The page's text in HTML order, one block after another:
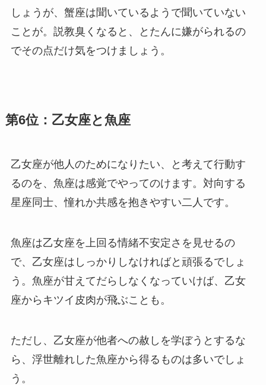
しょうが、蟹座は聞いているようで聞いていない
ことが。説教臭くなると、とたんに嫌がられるの
でその点だけ気をつけましょう。
第6位：乙女座と魚座
乙女座が他人のためになりたい、と考えて行動す
るのを、魚座は感覚でやってのけます。対向する
星座同士、憧れか共感を抱きやすい二人です。
魚座は乙女座を上回る情緒不安定さを見せるの
で、乙女座はしっかりしなければと頑張るでしょ
う。魚座が甘えてだらしなくなっていけば、乙女
座からキツイ皮肉が飛ぶことも。
ただし、乙女座が他者への赦しを学ぼうとするな
ら、浮世離れした魚座から得るものは多いでしょ
う。